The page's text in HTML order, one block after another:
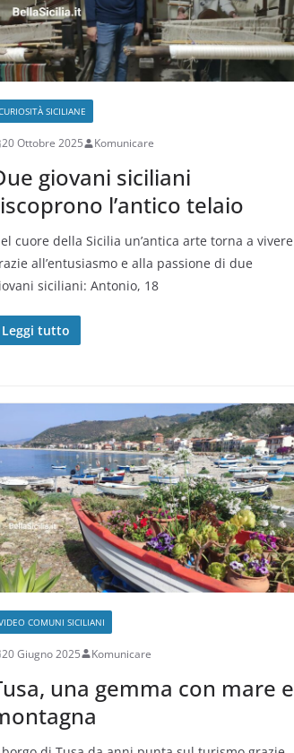
SICILIANE
20 Ottobre 2025 Komunicare
giovani siciliani
l’antico telaio
cuore della Sicilia un’antica arte torna a vivere
all’entusiasmo e alla passione di due
siciliani: Antonio, 18
Leggi tutto
COMUNI SICILIANI
20 Giugno 2025 Komunicare
una gemma con mare e